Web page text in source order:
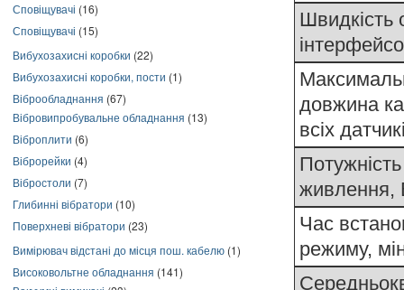
Сповіщувачі (16)
Сповіщувачі (15)
Вибухозахисні коробки (22)
Вибухозахисні коробки, пости (1)
Віброобладнання (67)
Вібровипробувальне обладнання (13)
Віброплити (6)
Віброрейки (4)
Вібростоли (7)
Глибинні вібратори (10)
Поверхневі вібратори (23)
Вимірювач відстані до місця пош. кабелю (1)
Високовольтне обладнання (141)
Швидкість
довжина
всіх
живлення,
Час
режиму,